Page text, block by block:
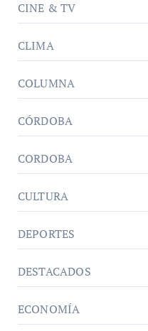
CINE & TV
CLIMA
COLUMNA
CÓRDOBA
CORDOBA
CULTURA
DEPORTES
DESTACADOS
ECONOMÍA